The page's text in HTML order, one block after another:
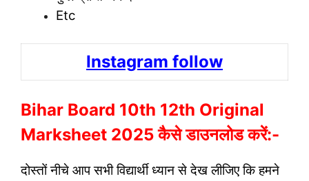
Etc
Instagram follow
Bihar Board 10th 12th Original
Marksheet 2025 कैसे डाउनलोड करें:-
दोस्तों नीचे आप सभी विद्यार्थी ध्यान से देख लीजिए कि हमने